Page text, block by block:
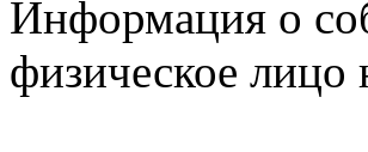
Информация о
физическое лицо